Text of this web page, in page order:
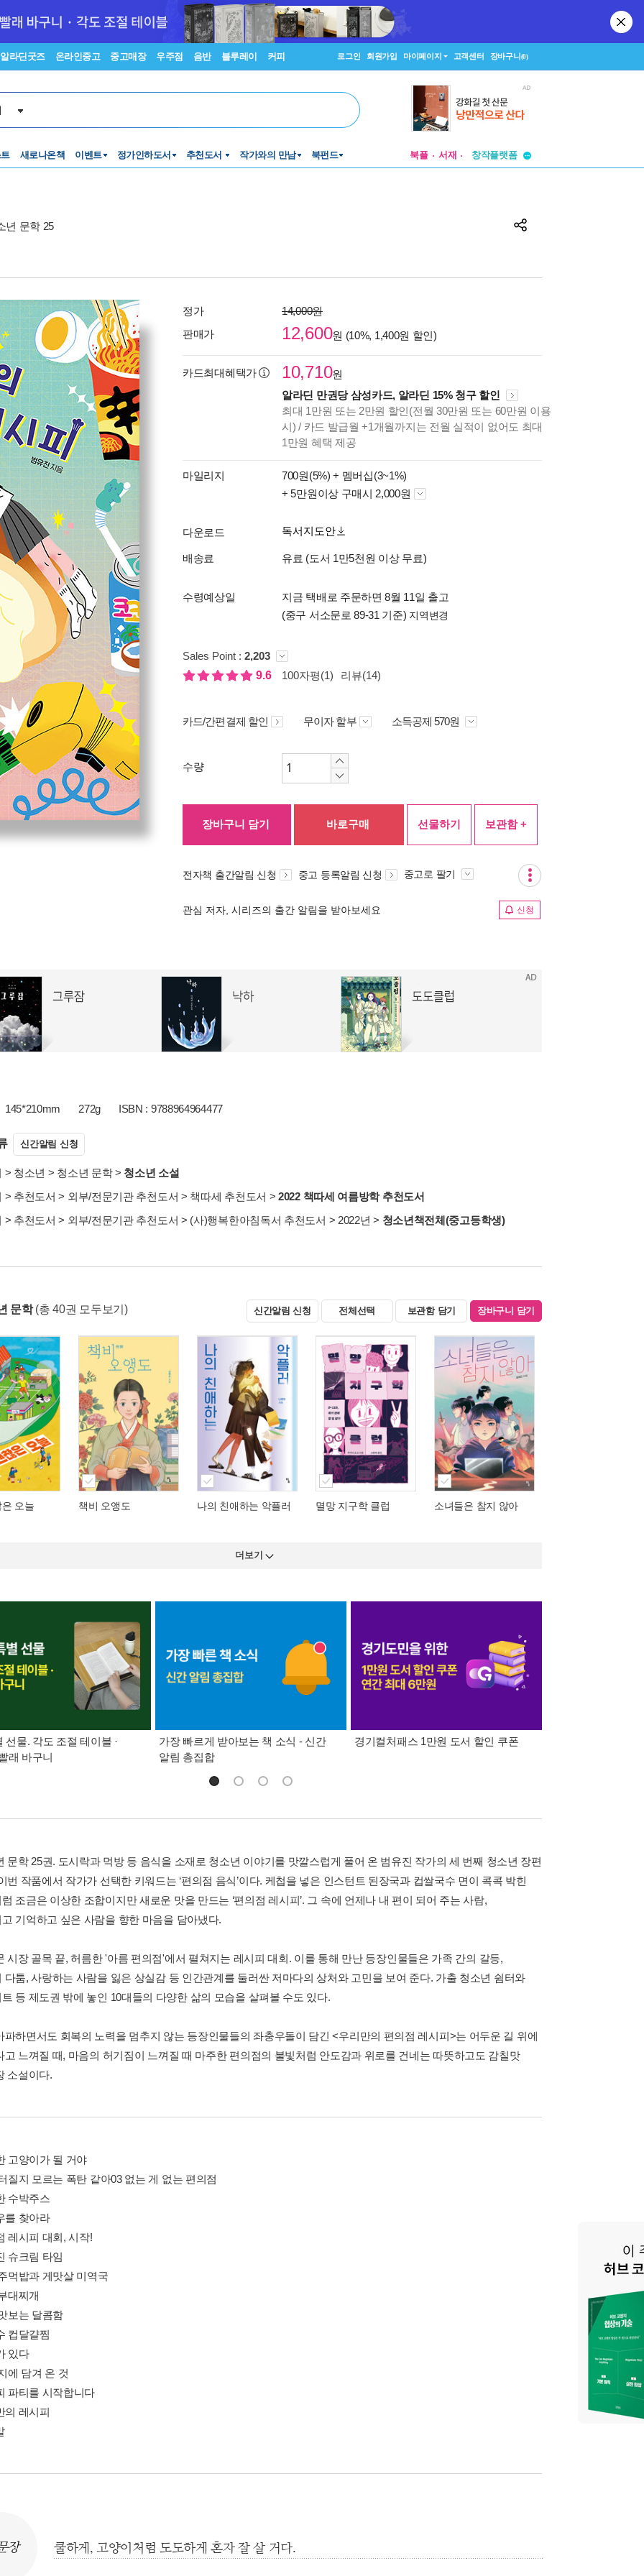
알라딘굿즈 온라인중고 중고매장 우주점 음반 블루레이 커피 로그인 회원가입 마이페이지 고객센터 장바구니(0)
새로나온책 이벤트 정가인하도서 추천도서 작가와의 만남 북펀드 북플 서재
투비컨티뉴드
투비컨티뉴드
년 문학 25
정가
14,000원
판매가
12,600원 (10%, 1,400원 할인)
카드최대혜택가 10,710원
알라딘 만권당 삼성카드, 알라딘 15% 청구 할인
최대 1만원 또는 2만원 할인(전월 30만원 또는 60만원 이용
시) / 카드 발급월 +1개월까지는 전월 실적이 없어도 최대
1만원 혜택 제공
마일리지 700원(5%) + 멤버십(3~1%)
+ 5만원이상 구매시 2,000원
다운로드 독서지도안
배송료 유료 (도서 1만5천원 이상 무료)
수령예상일
지금 택배로 주문하면 8월 11일 출고
(중구 서소문로 89-31 기준) 지역변경
Sales Point : 2,203
9.6
100자평(1) 리뷰(14)
카드/간편결제 할인 무이자 할부 소득공제 570원
수량
장바구니 담기 바로구매 선물하기 보관함 +
전자책 출간알림 신청 중고 등록알림 신청 중고로 팔기
관심 저자, 시리즈의 출간 알림을 받아보세요 신청
145*210mm 272g ISBN : 9788964964477
신간알림 신청
> 청소년 > 청소년 문학> 청소년 소설
> 추천도서 > 외부/전문기관 추천도서 > 책따세 추천도서 >2022 책따세 여름방학 추천도서
> 추천도서 > 외부/전문기관 추천도서 > (사)행복한아침독서 추천도서 > 2022년 > 청소년책전체(중고등학생)
문학 (총 40권 모두보기) 신간알림 신청 전체선택 보관함 담기 장바구니 담기
오늘 책비 오앵도 나의 친애하는 악플러 멸망 지구학 클럽 소녀들은 참지 않아
더보기
선물. 각도 조절 테이블 ·
래 바구니
가장 빠르게 받아보는 책 소식 - 신간
알림 총집합
경기컬처패스 1만원 도서 할인 쿠폰
문학 25권. 도시락과 먹방 등 음식을 소재로 청소년 이야기를 맛깔스럽게 풀어 온 범유진 작가의 세 번째 청소년 장편
번 작품에서 작가가 선택한 키워드는 ‘편의점 음식’이다. 케첩을 넣은 인스턴트 된장국과 컵쌀국수 면이 콕콕 박힌
조금은 이상한 조합이지만 새로운 맛을 만드는 ‘편의점 레시피’. 그 속에 언제나 내 편이 되어 주는 사람,
기억하고 싶은 사람을 향한 마음을 담아냈다.
시장 골목 끝, 허름한 '아름 편의점'에서 펼쳐지는 레시피 대회. 이를 통해 만난 등장인물들은 가족 간의 갈등,
다툼, 사랑하는 사람을 잃은 상실감 등 인간관계를 둘러싼 저마다의 상처와 고민을 보여 준다. 가출 청소년 쉼터와
등 제도권 밖에 놓인 10대들의 다양한 삶의 모습을 살펴볼 수도 있다.
파하면서도 회복의 노력을 멈추지 않는 등장인물들의 좌충우돌이 담긴 <우리만의 편의점 레시피>는 어두운 길 위에
고 느껴질 때, 마음의 허기짐이 느껴질 때 마주한 편의점의 불빛처럼 안도감과 위로를 건네는 따뜻하고도 감칠맛
소설이다.
고양이가 될 거야
질지 모르는 폭탄 같아03 없는 게 없는 편의점
수박주스
를 찾아라
레시피 대회, 시작!
슈크림 타임
먹밥과 게맛살 미역국
대찌개
보는 달콤함
컵달걀찜
있다
에 담겨 온 것
파티를 시작합니다
의 레시피
장 쿨하게, 고양이처럼 도도하게 혼자 잘 살 거다.